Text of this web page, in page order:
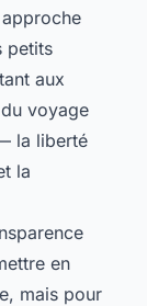
petits
aux
voyage
la liberté
la
en
mais pour